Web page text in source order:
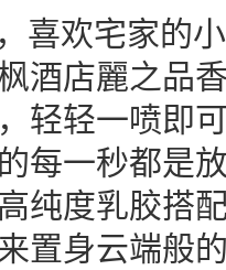
喜欢宅家的
酒店麗之品
轻轻一喷即
每一秒都是
纯度乳胶搭
置身云端般